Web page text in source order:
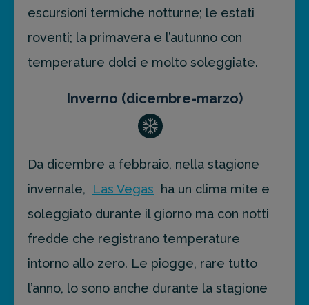
escursioni termiche notturne; le estati
roventi; la primavera e l’autunno con
temperature dolci e molto soleggiate.
Inverno (dicembre-marzo)
Da dicembre a febbraio, nella stagione
invernale,
Las Vegas
ha un clima mite e
soleggiato durante il giorno ma con notti
fredde che registrano temperature
intorno allo zero. Le piogge, rare tutto
l’anno, lo sono anche durante la stagione